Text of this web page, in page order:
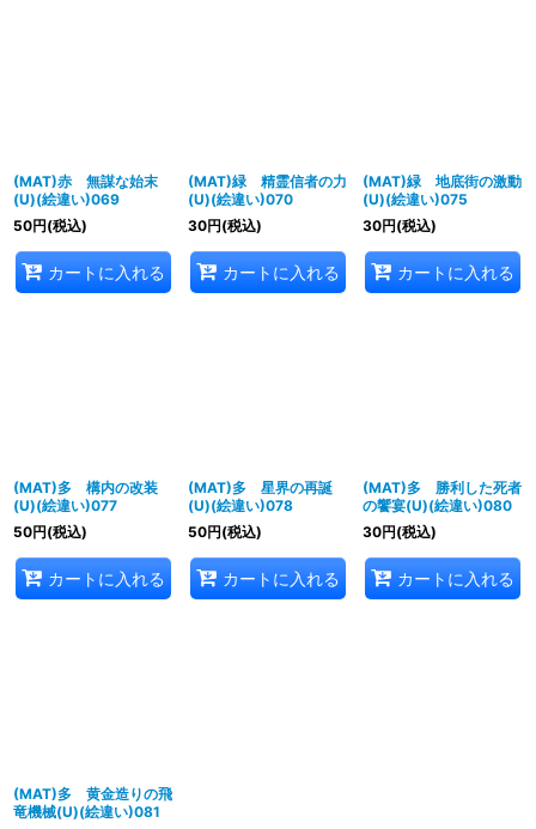
(MAT)赤 無謀な始末
(U)(絵違い)069
50円(税込)
カートに入れる
(MAT)緑 精霊信者の力
(U)(絵違い)070
30円(税込)
カートに入れる
(MAT)緑 地底街の激動
(U)(絵違い)075
30円(税込)
カートに入れる
(MAT)多 構内の改装
(U)(絵違い)077
50円(税込)
カートに入れる
(MAT)多 星界の再誕
(U)(絵違い)078
50円(税込)
カートに入れる
(MAT)多 勝利した死者
の饗宴(U)(絵違い)080
30円(税込)
カートに入れる
(MAT)多 黄金造りの飛
竜機械(U)(絵違い)081